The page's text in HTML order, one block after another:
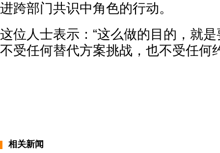
进跨部门共识中角色的行动。
这位人士表示：“这么做的目的，就
不受任何替代方案挑战，也不受任何
相关新闻